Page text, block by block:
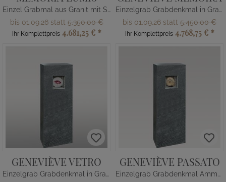
Einzel Grabmal aus Granit mit Sonnen Symbol als Glasornament
bis 01.09.26 statt5.350,00 €
Ihr Komplettpreis 4.681,25 € *
Einzelgrab Grabdenkmal in Granit
bis 01.09.26 statt 5.450,00 €
Ihr Komplettpreis 4.768,75 € *
GENEVIÈVE VETRO
Einzelgrab Grabdenkmal in Granit
GENEVIÈVE PASSATO
Einzelgrab Grabdenkmal Ammonit